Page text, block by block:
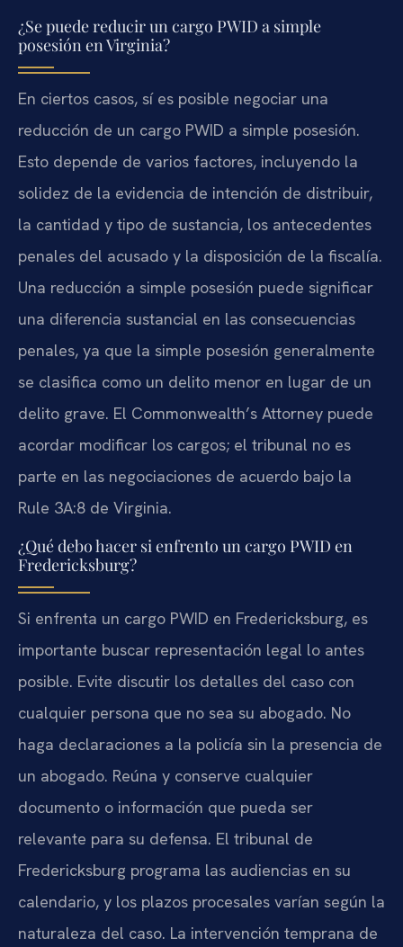
¿Se puede reducir un cargo PWID a simple
posesión en Virginia?
En ciertos casos, sí es posible negociar una
reducción de un cargo PWID a simple posesión.
Esto depende de varios factores, incluyendo la
solidez de la evidencia de intención de distribuir,
la cantidad y tipo de sustancia, los antecedentes
penales del acusado y la disposición de la fiscalía.
Una reducción a simple posesión puede significar
una diferencia sustancial en las consecuencias
penales, ya que la simple posesión generalmente
se clasifica como un delito menor en lugar de un
delito grave. El Commonwealth’s Attorney puede
acordar modificar los cargos; el tribunal no es
parte en las negociaciones de acuerdo bajo la
Rule 3A:8 de Virginia.
¿Qué debo hacer si enfrento un cargo PWID en
Fredericksburg?
Si enfrenta un cargo PWID en Fredericksburg, es
importante buscar representación legal lo antes
posible. Evite discutir los detalles del caso con
cualquier persona que no sea su abogado. No
haga declaraciones a la policía sin la presencia de
un abogado. Reúna y conserve cualquier
documento o información que pueda ser
relevante para su defensa. El tribunal de
Fredericksburg programa las audiencias en su
calendario, y los plazos procesales varían según la
naturaleza del caso. La intervención temprana de